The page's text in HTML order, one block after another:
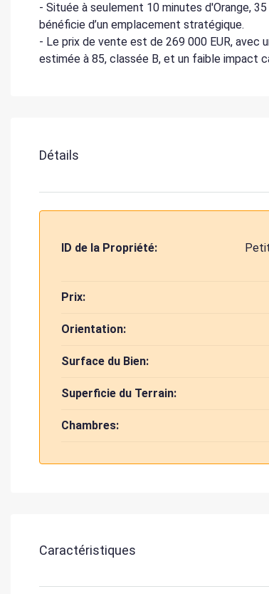
- Située à seulement 10 minutes d'Orange,
bénéficie d’un emplacement stratégique.
- Le prix de vente est de 269 000 EUR,
estimée à 85, classée B, et un faible impact
Détails
ID de la Propriété:
Prix:
Orientation:
Surface du Bien:
Superficie du Terrain:
Chambres:
Caractéristiques